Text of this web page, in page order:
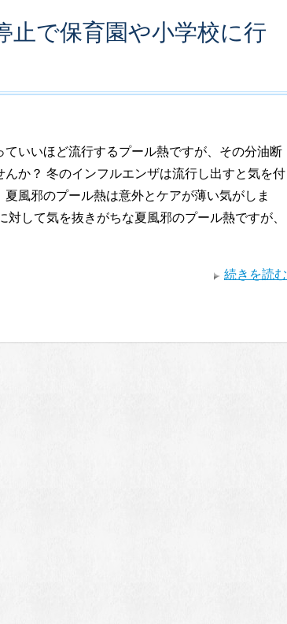
止で保育園や小学校に行
ていいほど流行するプール熱ですが、その分油断
んか？ 冬のインフルエンザは流行し出すと気を付
夏風邪のプール熱は意外とケアが薄い気がしま
対して気を抜きがちな夏風邪のプール熱ですが、
続きを読む